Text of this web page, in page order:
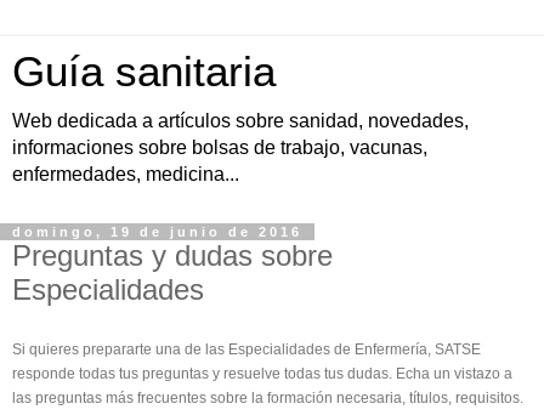
Guía sanitaria
Web dedicada a artículos sobre sanidad, novedades,
informaciones sobre bolsas de trabajo, vacunas,
enfermedades, medicina...
domingo, 19 de junio de 2016
Preguntas y dudas sobre
Especialidades
Si quieres prepararte una de las Especialidades de Enfermería, SATSE
responde todas tus preguntas y resuelve todas tus dudas. Echa un vistazo a
las preguntas más frecuentes sobre la formación necesaria, títulos, requisitos.